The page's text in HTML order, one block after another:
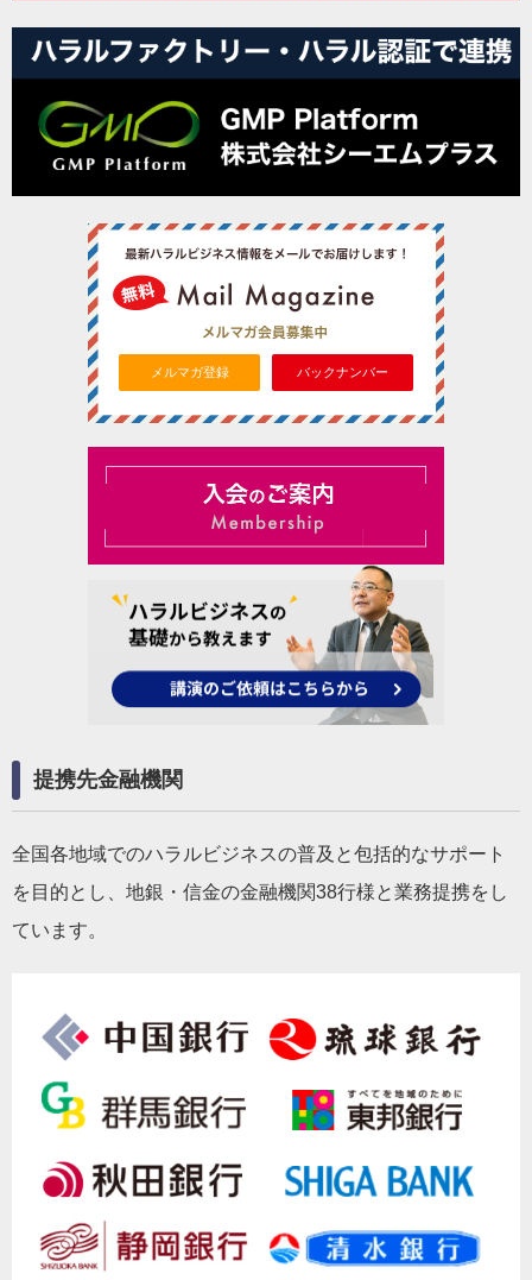
メルマガ登録 バックナンバー
提携先金融機関
全国各地域でのハラルビジネスの普及と包括的なサポート
を目的とし、地銀・信金の金融機関38行様と業務提携をし
ています。